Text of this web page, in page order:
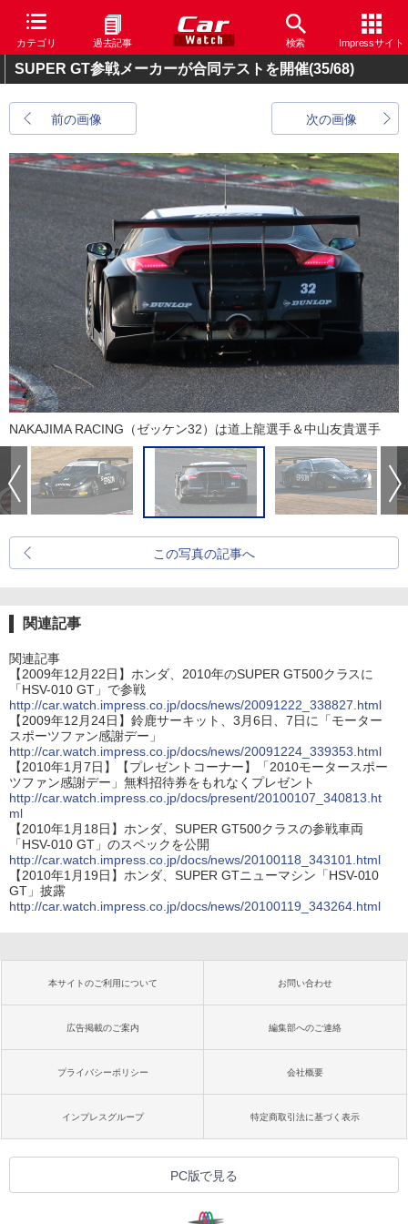
カテゴリ 過去記事 検索 Impressサイト
SUPER GT参戦メーカーが合同テストを開催(35/68)
前の画像 次の画像
NAKAJIMA RACING（ゼッケン32）は道上龍選手＆中山友貴選手
この写真の記事へ
関連記事
関連記事
【2009年12月22日】ホンダ、2010年のSUPER GT500クラスに
「HSV-010 GT」で参戦
http://car.watch.impress.co.jp/docs/news/20091222_338827.html
【2009年12月24日】鈴鹿サーキット、3月6日、7日に「モーター
スポーツファン感謝デー」
http://car.watch.impress.co.jp/docs/news/20091224_339353.html
【2010年1月7日】【プレゼントコーナー】「2010モータースポー
ツファン感謝デー」無料招待券をもれなくプレゼント
http://car.watch.impress.co.jp/docs/present/20100107_340813.ht
ml
【2010年1月18日】ホンダ、SUPER GT500クラスの参戦車両
「HSV-010 GT」のスペックを公開
http://car.watch.impress.co.jp/docs/news/20100118_343101.html
【2010年1月19日】ホンダ、SUPER GTニューマシン「HSV-010
GT」披露
http://car.watch.impress.co.jp/docs/news/20100119_343264.html
本サイトのご利用について お問い合わせ
広告掲載のご案内 編集部へのご連絡
プライバシーポリシー 会社概要
インプレスグループ 特定商取引法に基づく表示
PC版で見る